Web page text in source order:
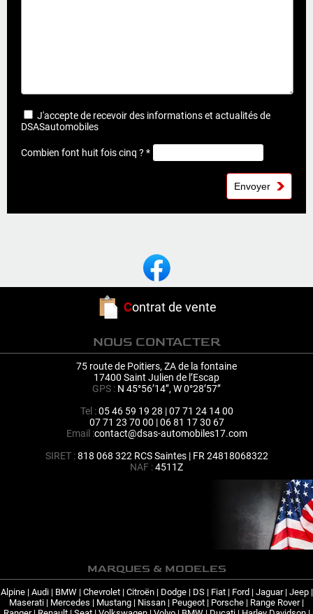
J'accepte de recevoir des informations et actualités de
DSASautomobiles
Combien font huit fois cinq ? *
Contrat de vente
NOUS CONTACTER
75 route de Poitiers, ZA de la fontaine
17400 Saint Julien de l’Escap
GPS : N 45°56’14’’, W 0°28’57’’
Tel :05 46 59 19 28 | 07 71 24 14 00
07 71 23 70 00 | 06 81 17 30 67
Email :contact@dsas-automobiles17.com
SIRET :818 068 322 RCS Saintes | FR 24818068322
NAF :4511Z
MARQUES & MODELES
Alpine| Audi| BMW| Chevrolet| Citroën| Dodge| DS| Fiat| Ford| Jaguar| Jeep|
Maserati | Mercedes | Mustang | Nissan | Peugeot | Porsche | Range Rover|